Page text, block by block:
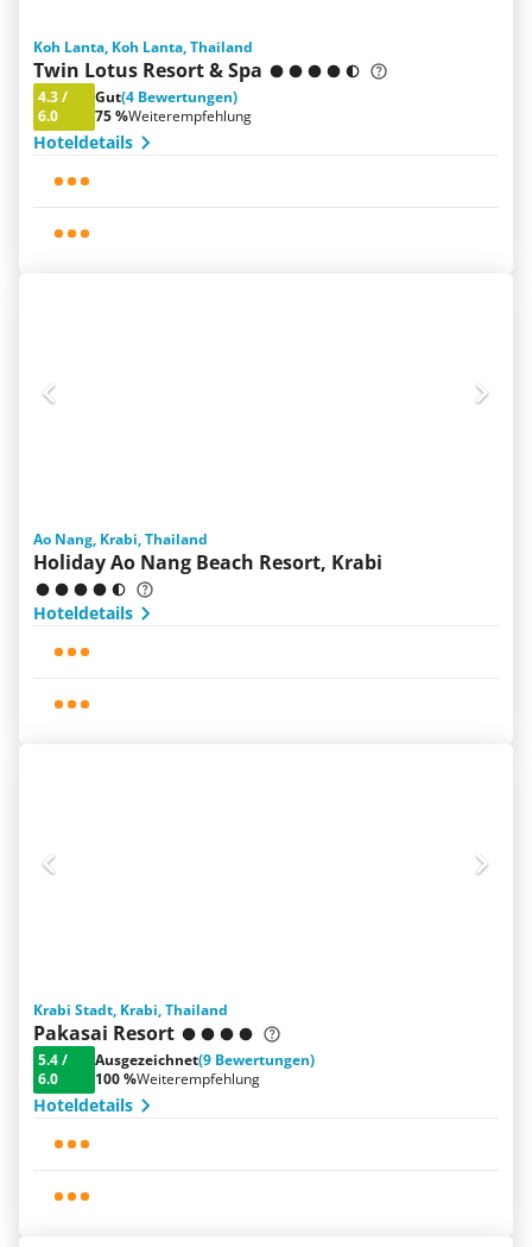
Koh Lanta, Koh Lanta, Thailand
Twin Lotus Resort & Spa
4.3/
6.0
Gut(4 Bewertungen)
75 %Weiterempfehlung
Hoteldetails
Ao Nang, Krabi, Thailand
Holiday Ao Nang Beach Resort, Krabi
Hoteldetails
Krabi Stadt, Krabi, Thailand
Pakasai Resort
5.4/
6.0
Ausgezeichnet(9 Bewertungen)
100 %Weiterempfehlung
Hoteldetails